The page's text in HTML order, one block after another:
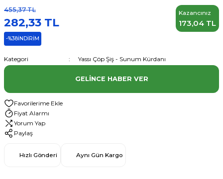
455,37 TL
282,33 TL
-%38İNDİRİM
Kazancınız
173,04 TL
Kategori Yassı Çöp Şiş - Sunum Kürdanı
GELINCE HABER VER
Fiyat Alarmı
Yorum Yap
Paylaş
Hızlı Gönderi Aynı Gün Kargo